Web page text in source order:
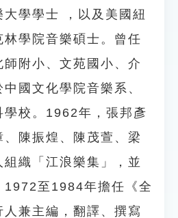
學學士 ，以及美國紐
學院音樂碩士。曾任
附小、文苑國小、介
國文化學院音樂系、
學校。1962年，張邦彥
陳振煌、陳茂萱、梁
織「江浪樂集」，並
1972至1984年擔任《全
兼主編，翻譯、撰寫